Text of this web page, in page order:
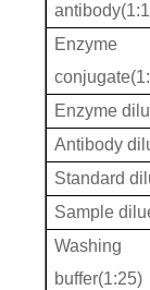
Enzyme
Enzyme
Antibody
Standard
Sample
Washing
buffer(1:25)